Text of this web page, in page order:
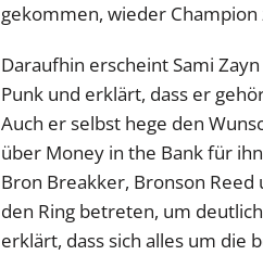
gekommen, wieder Champion
Daraufhin erscheint Sami
Punk und erklärt, dass er
Auch er selbst hege den
über Money in the Bank für
Bron Breakker, Bronson
den Ring betreten, um
erklärt, dass sich alles um